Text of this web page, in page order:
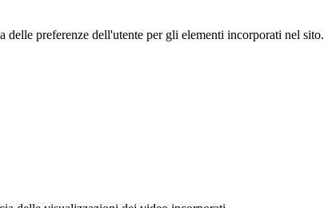
delle preferenze dell'utente per gli elementi incorporati nel sito.